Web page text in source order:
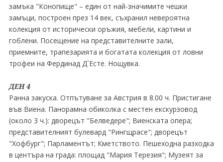
замъка "Конопище" – един от най-значимите чешки
замъци, построен през 14 век, съхранил невероятна
колекция от исторически оръжия, мебели, картини и
гоблени. Посещение на представителните зали,
приемните, трапезарията и богатата колекция от ловни
трофеи на Фердинад Д`Есте. Нощувка.
ДЕН 4
Ранна закуска. Отпътуване за Австрия в 8.00 ч. Пристигане
във Виена. Панорамна обиколка с местен екскурзовод
(около 3 ч.): дворецът "Белведере"; Виенската опера;
представителният булевард "Рингщрасе"; дворецът
"Хофбург"; Парламентът; Кметството. Пешеходна разходка
в центъра на града: площад "Мария Терезия"; Музеят за